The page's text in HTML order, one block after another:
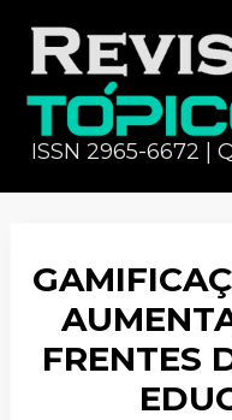
ISSN 2965-6672 |
FRENTES